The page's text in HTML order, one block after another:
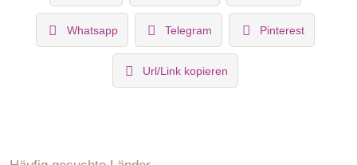
Whatsapp Telegram Pinterest
Url/Link kopieren